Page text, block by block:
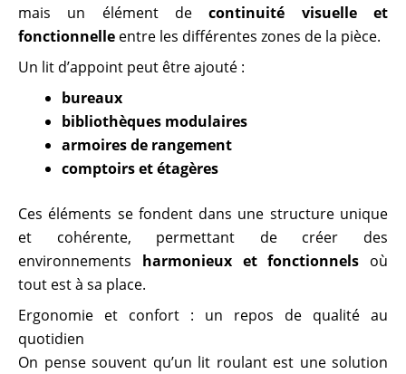
mais un élément decontinuité visuelle et
fonctionnelle entre les différentes zones de la pièce.
Un lit d’appoint peut être ajouté :
bureaux
bibliothèques modulaires
armoires de rangement
comptoirs et étagères
Ces éléments se fondent dans une structure unique
et cohérente, permettant de créer des
environnements harmonieux et fonctionnels où
tout est à sa place.
Ergonomie et confort : un repos de qualité au
quotidien
On pense souvent qu’un lit roulant est une solution